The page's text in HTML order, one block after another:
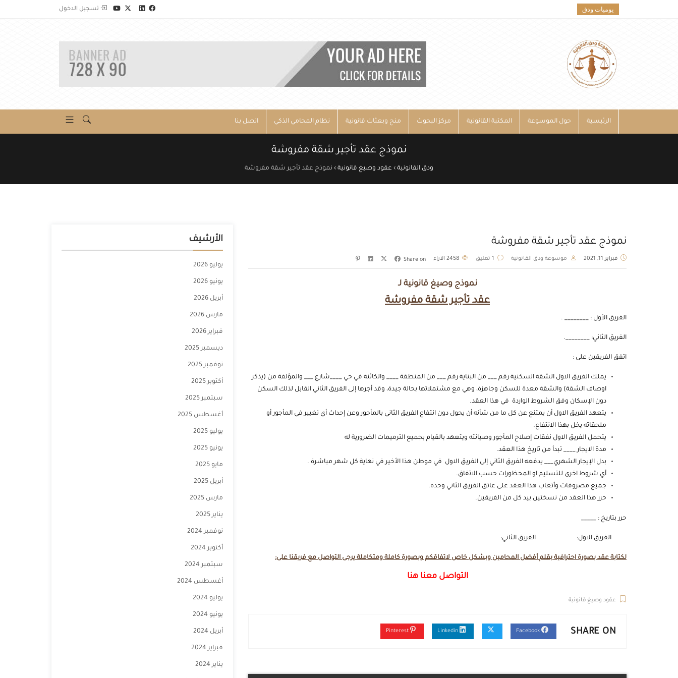
يوميات ودق تسجيل الدخول
الرئيسية حول الموسوعة المكتبة القانونية مركز البحوث منح وبعثات قانونية نظام المحامي الذكي اتصل بنا
نموذج عقد تأجير شقة مفروشة
ودق القانونية › عقود وصيغ قانونية › نموذج عقد تأجير شقة مفروشة
نموذج عقد تأجير شقة مفروشة
فبراير 11, 2021 موسوعة ودق القانونية 1 تعليق الآراء Share on
نموذج وصيغ قانونية لـ
عقد تأجير شقة مفروشة
الفريق الأول : ________ .
الفريق الثاني: ________.
اتفق الفريقين على :
يملك الفريق الاول الشقة السكنية رقم ___ من البناية رقم ___ من المنطقة ____ والكائنة في حي ____شارع ___ والمؤلفة من (يذكر
اوصاف الشقة) والشقة معدة للسكن وجاهزة، وهي مع مشتملاتها بحالة جيدة، وقد أجرها إلى الفريق الثاني القابل لذلك السكن
دون الإسكان وفق الشروط الواردة في هذا العقد.
يتعهد الفريق الاول أن يمتنع عن كل ما من شأنه أن يحول دون انتفاع الفريق الثاني بالمأجور وعن إحداث أي تغيير في المأجور أو
ملحقاته يخل بهذا الانتفاع.
يتحمل الفريق الاول نفقات إصلاح المأجور وصيانته ويتعهد بالقيام بجميع الترميمات الضرورية له
مدة الايجار ____ تبدأ من تاريخ هذا العقد.
بدل الإيجار الشهري___ يدفعه الفريق الثاني إلى الفريق الاول في موطن هذا الأخير في نهاية كل شهر مباشرة .
أي شروط اخرى للتسليم او المحظورات حسب الاتفاق.
جميع مصروفات وأتعاب هذا العقد على عاتق الفريق الثاني وحده.
حرر هذا العقد من نسختين بيد كل من الفريقين.
حرر بتاريخ : _____
الفريق الاول: الفريق الثاني:
لكتابة عقد بصورة احترافية بقلم أفضل المحامين وبشكل خاص لاتفاقكم وبصورة كاملة ومتكاملة يرجى التواصل مع فريقنا على:
التواصل معنا هنا
عقود وصيغ قانونية
SHARE ON
الأرشيف
يوليو 2026
يونيو 2026
أبريل 2026
مارس 2026
فبراير 2026
ديسمبر 2025
نوفمبر 2025
أكتوبر 2025
سبتمبر 2025
أغسطس 2025
يوليو 2025
يونيو 2025
مايو 2025
أبريل 2025
مارس 2025
يناير 2025
نوفمبر 2024
أكتوبر 2024
سبتمبر 2024
أغسطس 2024
يوليو 2024
يونيو 2024
أبريل 2024
فبراير 2024
يناير 2024